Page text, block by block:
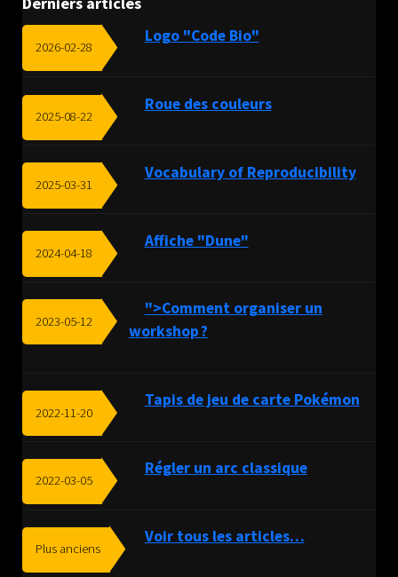
2026-02-28
Logo "Code Bio"
2025-08-22
Roue des couleurs
2025-03-31
Vocabulary of Reproducibility
2024-04-18
Affiche "Dune"
2023-05-12
">Comment organiser un
workshop ?
2022-11-20
Tapis de jeu de carte Pokémon
2022-03-05
Régler un arc classique
Plus anciens
Voir tous les articles…